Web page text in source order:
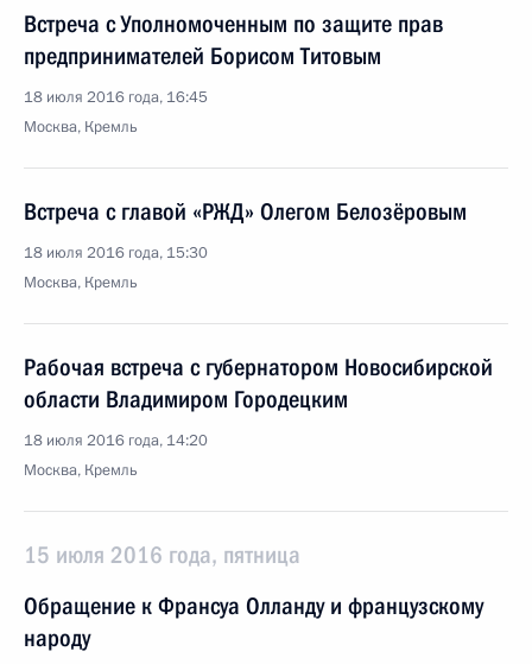
Встреча с Уполномоченным по защите прав
предпринимателей Борисом Титовым
18 июля 2016 года, 16:45
Москва, Кремль
Встреча с главой «РЖД» Олегом Белозёровым
18 июля 2016 года, 15:30
Москва, Кремль
Рабочая встреча с губернатором Новосибирской
области Владимиром Городецким
18 июля 2016 года, 14:20
Москва, Кремль
15 июля 2016 года, пятница
Обращение к Франсуа Олланду и французскому
народу